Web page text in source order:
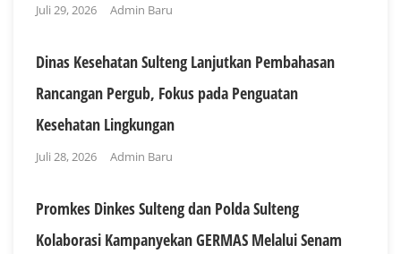
Juli 29, 2026 Admin Baru
Dinas Kesehatan Sulteng Lanjutkan Pembahasan
Rancangan Pergub, Fokus pada Penguatan
Kesehatan Lingkungan
Juli 28, 2026 Admin Baru
Promkes Dinkes Sulteng dan Polda Sulteng
Kolaborasi Kampanyekan GERMAS Melalui Senam